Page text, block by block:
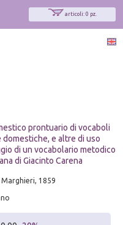
articoli: 0 pz.
prontuario di vocaboli
e altre di uso
di un vocabolario metodico
di Giacinto Carena
Marghieri, 1859